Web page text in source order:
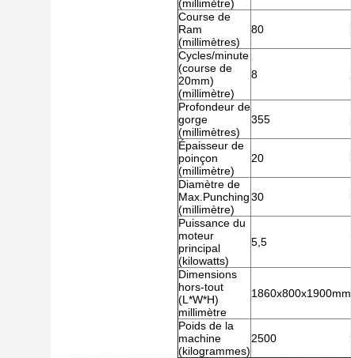
(millimètre)
Course de
Ram
(millimètres)
80
Cycles/minute
(course de
20mm)
(millimètre)
8
Profondeur de
gorge
(millimètres)
355
Épaisseur de
poinçon
(millimètre)
20
Diamètre de
Max.Punching
(millimètre)
30
Puissance du
moteur
principal
(kilowatts)
5,5
Dimensions
hors-tout
(L*W*H)
millimètre
1860x800x1900mm
Poids de la
machine
(kilogrammes)
2500